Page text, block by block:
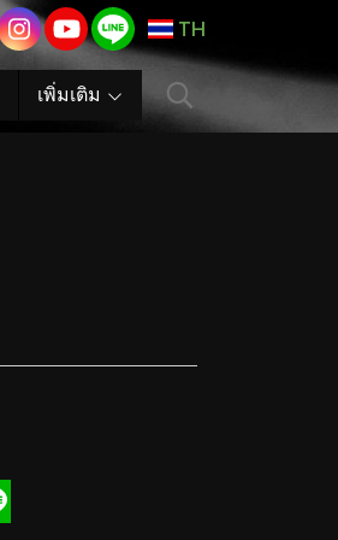
TH
เพิ่มเติม